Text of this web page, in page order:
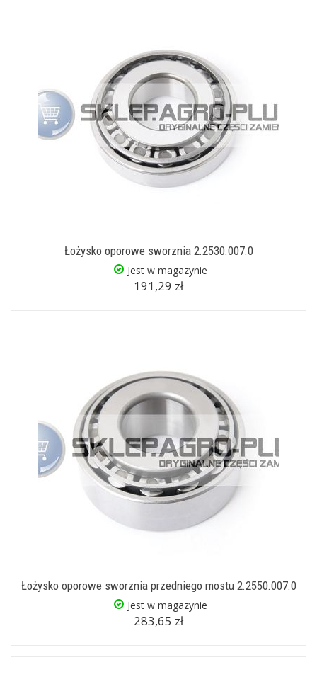
Łożysko oporowe sworznia 2.2530.007.0
Jest w magazynie
191,29 zł
Łożysko oporowe sworznia przedniego mostu 2.2550.007.0
Jest w magazynie
283,65 zł